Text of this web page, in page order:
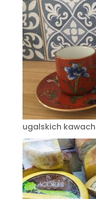
ugalskich kawach